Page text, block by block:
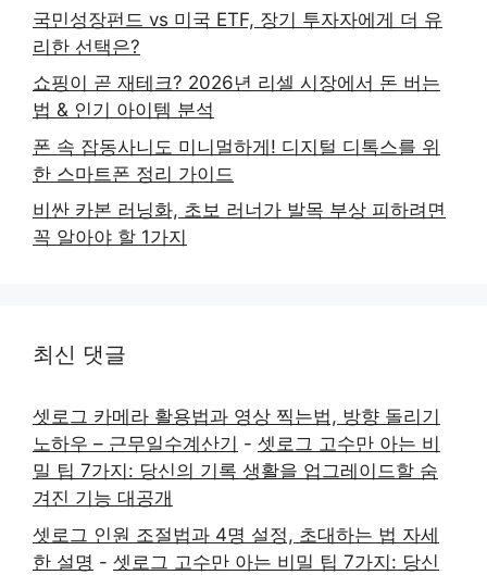
국민성장펀드 vs 미국 ETF, 장기 투자자에게 더 유
리한 선택은?
쇼핑이 곧 재테크? 2026년 리셀 시장에서 돈 버는
법 & 인기 아이템 분석
폰 속 잡동사니도 미니멀하게! 디지털 디톡스를 위
한 스마트폰 정리 가이드
비싼 카본 러닝화, 초보 러너가 발목 부상 피하려면
꼭 알아야 할 1가지
최신 댓글
셋로그 카메라 활용법과 영상 찍는법, 방향 돌리기
노하우 – 근무일수계산기 - 셋로그 고수만 아는 비
밀 팁 7가지: 당신의 기록 생활을 업그레이드할 숨
겨진 기능 대공개
셋로그 인원 조절법과 4명 설정, 초대하는 법 자세
한 설명 - 셋로그 고수만 아는 비밀 팁 7가지: 당신